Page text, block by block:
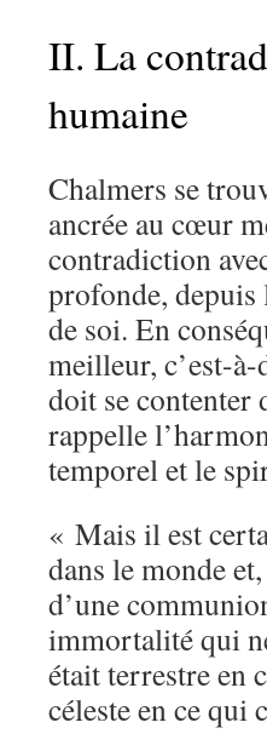
II. La
humaine
Chalmers se
ancrée au cœur
contradiction
profonde, depuis
de soi. En
meilleur, c’est-
doit se contenter
rappelle
temporel et le
« Mais il est
dans le monde
d’une
immortalité qui
était terrestre en
céleste en ce qui